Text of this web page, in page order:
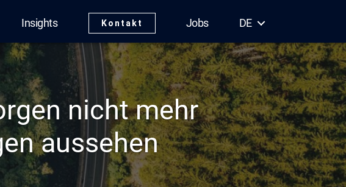
Insights Kontakt Jobs DE
nicht mehr
aussehen